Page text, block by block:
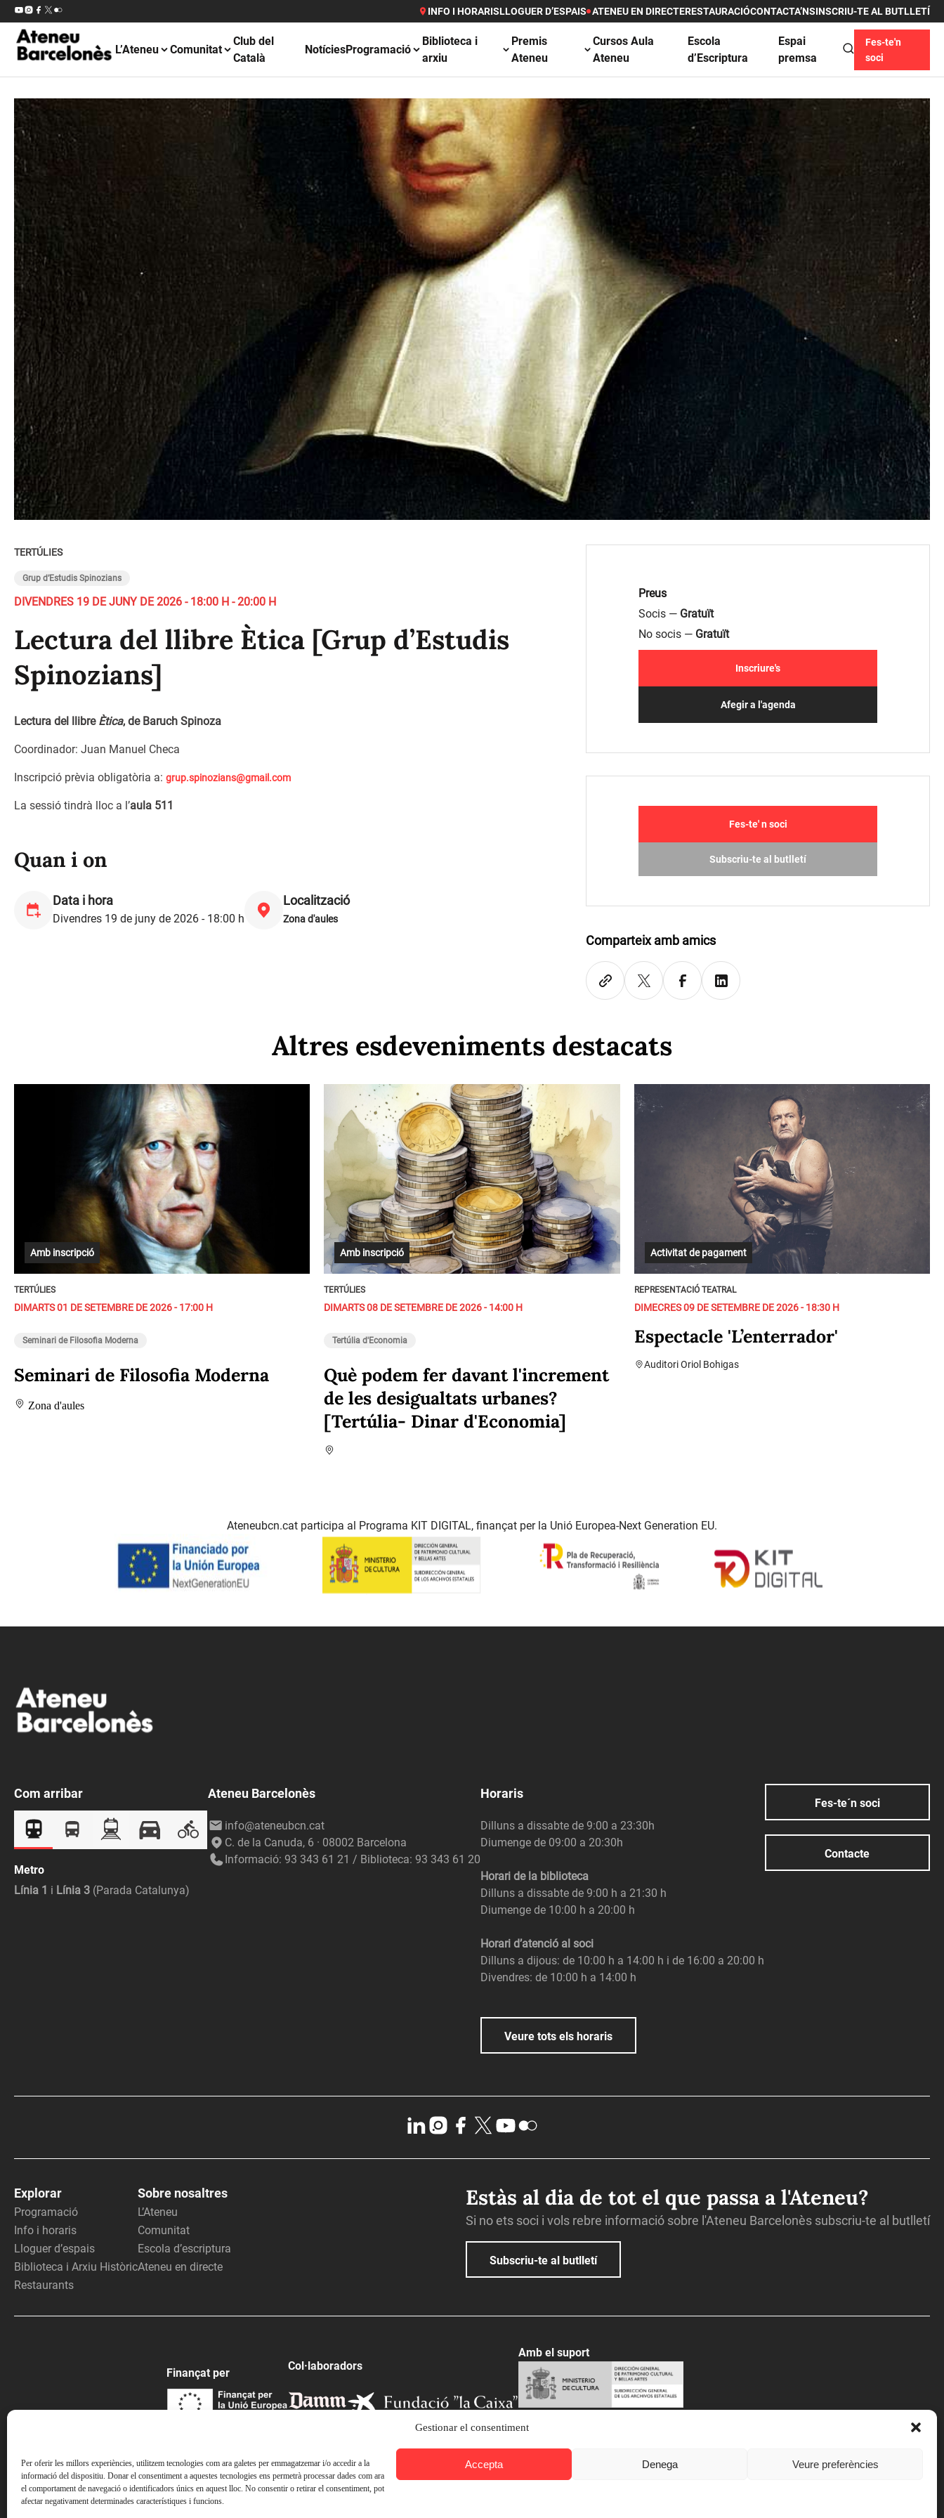
Gestionar el consentiment
Per oferir les millors experiències, utilitzem tecnologies com ara galetes per emmagatzemar i/o accedir a la
informació del dispositiu. Donar el consentiment a aquestes tecnologies ens permetrà processar dades com ara
el comportament de navegació o identificadors únics en aquest lloc. No consentir o retirar el consentiment, pot
afectar negativament determinades característiques i funcions.
Accepta Denega Veure preferències
INFO I HORARISLLOGUER D’ESPAIS ATENEU EN DIRECTERESTAURACIÓCONTACTA’NSINSCRIU-TE AL BUTLLETÍ
L’Ateneu Comunitat
Club del
Català
NotíciesProgramació
Biblioteca i
arxiu
Premis
Ateneu
Cursos Aula
Ateneu
Escola
d’Escriptura
Espai
premsa
Fes-te'n
soci
TERTÚLIES
Grup d’Estudis Spinozians
DIVENDRES 19 DE JUNY DE 2026 - 18:00 H - 20:00 H
Lectura del llibre Ètica [Grup d’Estudis
Spinozians]
Lectura del llibreÈtica, de Baruch Spinoza
Coordinador: Juan Manuel Checa
Inscripció prèvia obligatòria a: grup.spinozians@gmail.com
La sessió tindrà lloc a l’aula 511
Quan i on
Data i hora
Divendres 19 de juny de 2026 - 18:00 h
Localització
Zona d'aules
Preus
Socis — Gratuït
No socis — Gratuït
Inscriure's
Afegir a l'agenda
Fes-te' n soci
Subscriu-te al butlletí
Comparteix amb amics
Altres esdeveniments destacats
Amb inscripció
TERTÚLIES
DIMARTS 01 DE SETEMBRE DE 2026 - 17:00 H
Seminari de Filosofia Moderna
Seminari de Filosofia Moderna
Zona d'aules
Amb inscripció
TERTÚLIES
DIMARTS 08 DE SETEMBRE DE 2026 - 14:00 H
Tertúlia d'Economia
Què podem fer davant l'increment
de les desigualtats urbanes?
[Tertúlia- Dinar d'Economia]
Activitat de pagament
REPRESENTACIÓ TEATRAL
DIMECRES 09 DE SETEMBRE DE 2026 - 18:30 H
Espectacle 'L’enterrador'
Auditori Oriol Bohigas
Ateneubcn.cat participa al Programa KIT DIGITAL, finançat per la Unió Europea-Next Generation EU.
Com arribar
Metro
Línia 1 i Línia 3 (Parada Catalunya)
Ateneu Barcelonès
info@ateneubcn.cat
C. de la Canuda, 6 · 08002 Barcelona
Informació: 93 343 61 21 / Biblioteca: 93 343 61 20
Horaris
Dilluns a dissabte de 9:00 a 23:30h
Diumenge de 09:00 a 20:30h
Horari de la biblioteca
Dilluns a dissabte de 9:00 h a 21:30 h
Diumenge de 10:00 h a 20:00 h
Horari d’atenció al soci
Dilluns a dijous: de 10:00 h a 14:00 h i de 16:00 a 20:00 h
Divendres: de 10:00 h a 14:00 h
Veure tots els horaris
Fes-te´n soci
Contacte
Explorar
Programació
Info i horaris
Lloguer d’espais
Biblioteca i Arxiu Històric
Restaurants
Sobre nosaltres
L’Ateneu
Comunitat
Escola d’escriptura
Ateneu en directe
Estàs al dia de tot el que passa a l'Ateneu?
Si no ets soci i vols rebre informació sobre l'Ateneu Barcelonès subscriu-te al butlletí
Subscriu-te al butlletí
Finançat per
Col·laboradors
Amb el suport